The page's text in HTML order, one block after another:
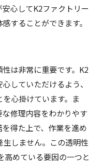
心してK2ファクトリー
することができます。
は非常に重要です。K2
していただけるよう、
心掛けています。ま
修理内容をわかりやす
得た上で、作業を進め
しません。この透明性
高めている要因の一つと